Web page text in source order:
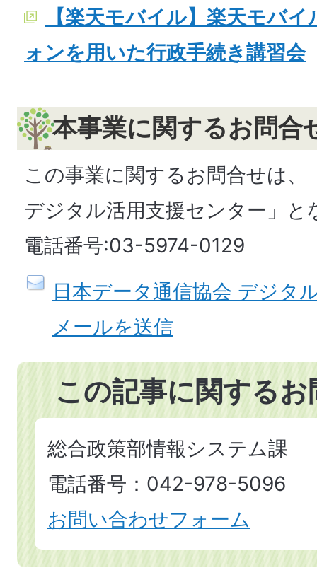
【楽天モバイル】楽天モバ
ォンを用いた行政手続き講習会
本事業に関するお問合
この事業に関するお問合せは、
デジタル活用支援センター」と
電話番号:03-5974-0129
日本データ通信協会 デジタ
メールを送信
この記事に関する
総合政策部情報システム課
電話番号：042-978-5096
お問い合わせフォーム